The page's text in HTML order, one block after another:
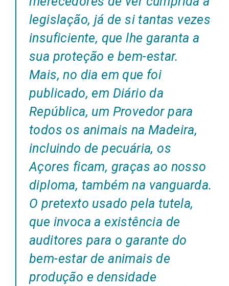
legislação, já de si tantas vezes
insuficiente, que lhe garanta a
sua proteção e bem-estar.
Mais, no dia em que foi
publicado, em Diário da
República, um Provedor para
todos os animais na Madeira,
incluindo de pecuária, os
Açores ficam, graças ao nosso
diploma, também na vanguarda.
O pretexto usado pela tutela,
que invoca a existência de
auditores para o garante do
bem-estar de animais de
produção e densidade